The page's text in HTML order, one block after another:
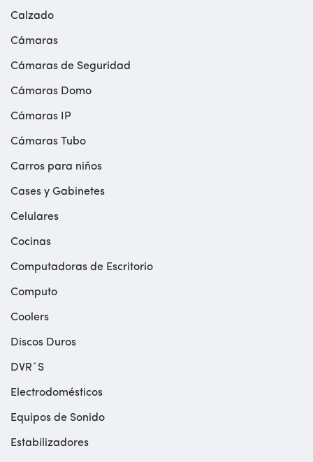
Calzado
Cámaras
Cámaras de Seguridad
Cámaras Domo
Cámaras IP
Cámaras Tubo
Carros para niños
Cases y Gabinetes
Celulares
Cocinas
Computadoras de Escritorio
Computo
Coolers
Discos Duros
DVR´S
Electrodomésticos
Equipos de Sonido
Estabilizadores